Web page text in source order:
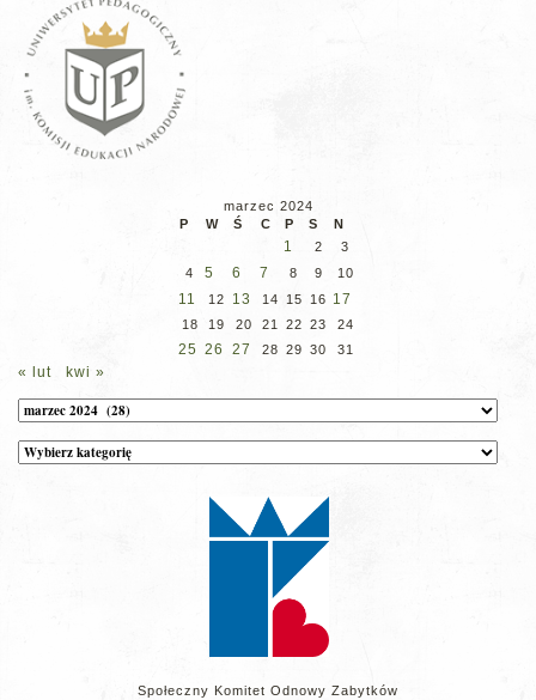
marzec 2024
P
W Ś C P S N
1 2
3
4
5 6 7 8 9 10
11 12 13 14 15 16 17
18 19 20 21 22 23 24
25 26 27 28 29 30 31
« lut kwi »
Archiwum
Kategorie
wpisów
Społeczny Komitet Odnowy Zabytków